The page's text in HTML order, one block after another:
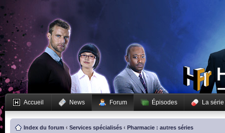
Accueil News Forum Épisodes La série
Index du forum ‹ Services spécialisés ‹ Pharmacie : autres séries